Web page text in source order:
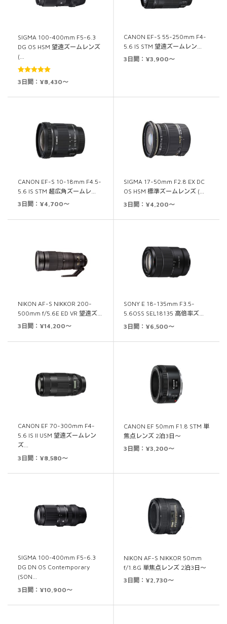
SIGMA 100-400mm F5-6.3
DG OS HSM 望遠ズームレンズ
(…
5段階中
3日間：¥8,430～
CANON EF-S 55-250mm F4-
5.6 IS STM 望遠ズームレン…
3日間：¥3,900～
CANON EF-S 10-18mm F4.5-
5.6 IS STM 超広角ズームレ…
3日間：¥4,700～
SIGMA 17-50mm F2.8 EX DC
OS HSM 標準ズームレンズ (…
3日間：¥4,200～
NIKON AF-S NIKKOR 200-
500mm f/5.6E ED VR 望遠ズ…
3日間：¥14,200～
SONY E 18-135mm F3.5-
5.6OSS SEL18135 高倍率ズ…
3日間：¥6,500～
CANON EF 70-300mm F4-
5.6 IS II USM 望遠ズームレン
ズ…
3日間：¥8,580～
CANON EF 50mm F1.8 STM 単
焦点レンズ 2泊3日～
3日間：¥3,200～
SIGMA 100-400mm F5-6.3
DG DN OS Contemporary
(SON…
3日間：¥10,900～
NIKON AF-S NIKKOR 50mm
f/1.8G 単焦点レンズ 2泊3日～
3日間：¥2,730～